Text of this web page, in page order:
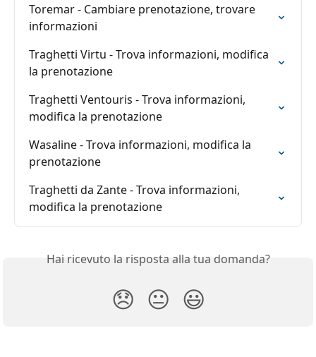
Toremar - Cambiare prenotazione, trovare
informazioni
Traghetti Virtu - Trova informazioni, modifica
la prenotazione
Traghetti Ventouris - Trova informazioni,
modifica la prenotazione
Wasaline - Trova informazioni, modifica la
prenotazione
Traghetti da Zante - Trova informazioni,
modifica la prenotazione
Hai ricevuto la risposta alla tua domanda?
😞 😐 😃